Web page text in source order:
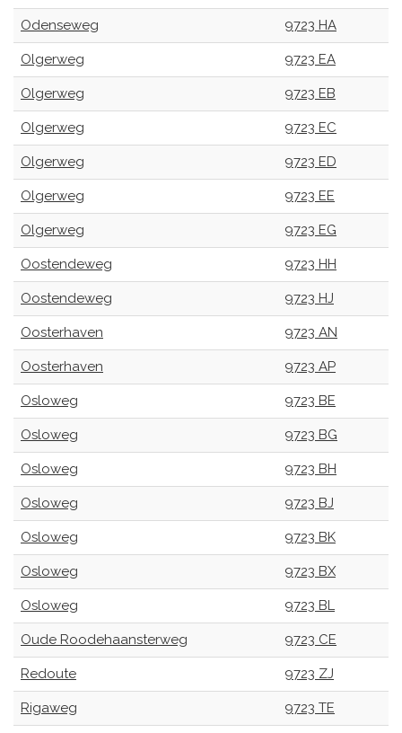
Odenseweg 9723 HA
Olgerweg 9723 EA
Olgerweg 9723 EB
Olgerweg 9723 EC
Olgerweg 9723 ED
Olgerweg 9723 EE
Olgerweg 9723 EG
Oostendeweg 9723 HH
Oostendeweg 9723 HJ
Oosterhaven 9723 AN
Oosterhaven 9723 AP
Osloweg 9723 BE
Osloweg 9723 BG
Osloweg 9723 BH
Osloweg 9723 BJ
Osloweg 9723 BK
Osloweg 9723 BX
Osloweg 9723 BL
Oude Roodehaansterweg 9723 CE
Redoute 9723 ZJ
Rigaweg 9723 TE